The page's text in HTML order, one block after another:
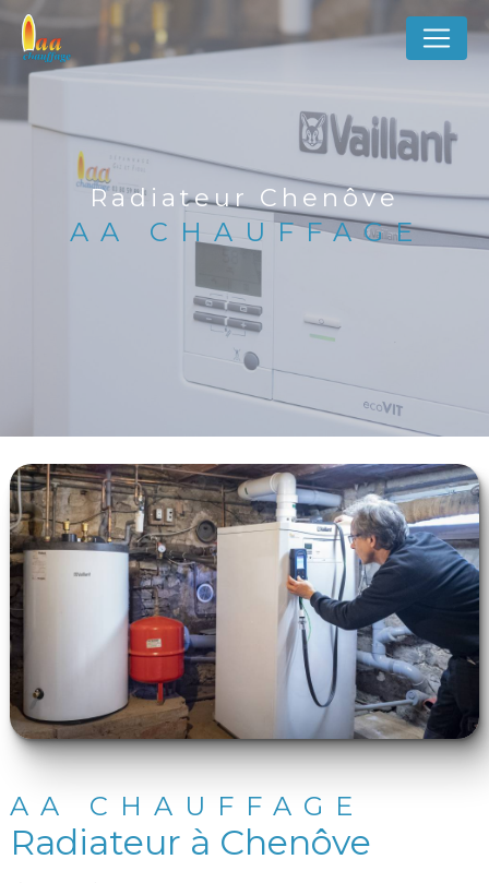
Radiateur Chenôve
AA CHAUFFAGE
AA CHAUFFAGE
Radiateur à Chenôve
Panneau de gestion des cookies